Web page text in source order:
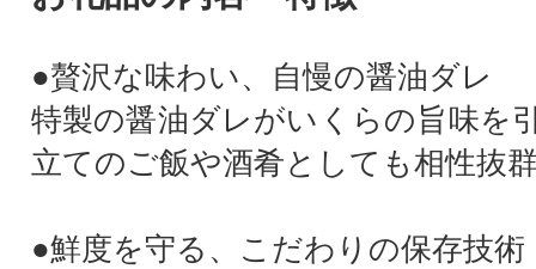
●贅沢な味わい、自慢の醤油ダレ
特製の醤油ダレがいくらの旨味を
立てのご飯や酒肴としても相性抜
●鮮度を守る、こだわりの保存技術